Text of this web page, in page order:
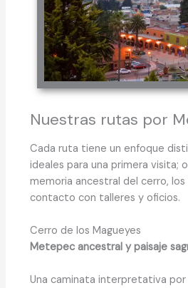
Nuestras rutas por
Cada ruta tiene un enfoque
ideales para una primera visita;
memoria ancestral del cerro,
contacto con talleres y oficios.
Cerro de los Magueyes
Metepec ancestral y paisaje
Una caminata interpretativa por